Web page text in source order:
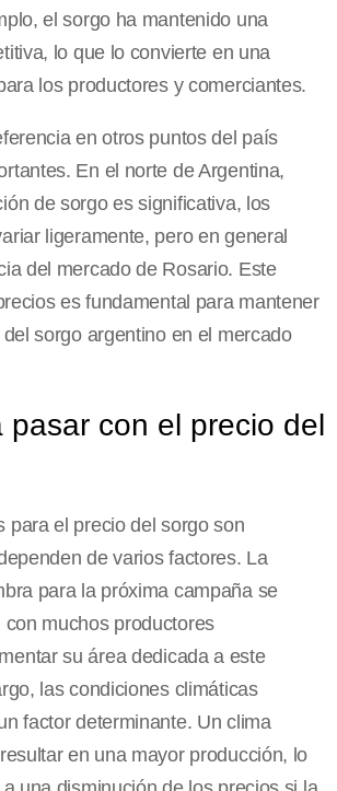
el sorgo ha mantenido una
lo que lo convierte en una
los productores y comerciantes.
en otros puntos del país
En el norte de Argentina,
de sorgo es significativa, los
ligeramente, pero en general
del mercado de Rosario. Este
es fundamental para mantener
del sorgo argentino en el mercado
pasar con el precio del
para el precio del sorgo son
de varios factores. La
para la próxima campaña se
con muchos productores
su área dedicada a este
las condiciones climáticas
factor determinante. Un clima
en una mayor producción, lo